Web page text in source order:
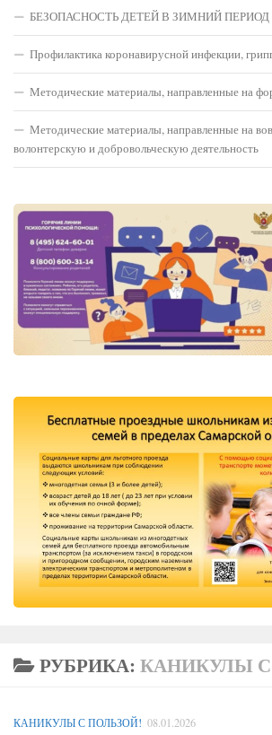
РУБРИКА: КАНИКУЛЫ
КАНИКУЛЫ С ПОЛЬЗОЙ! 08.01.2026
БЕЗОПАСНОСТЬ ДЕТЕЙ В ЗИМНИЙ ПЕРИОД
Профилактика коронавирусной инфекции,
Методические материалы, направленные на
Методические материалы, направленные на
волонтерскую и добровольческую деятельность